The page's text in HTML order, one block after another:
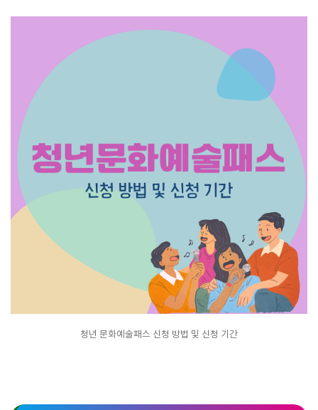
청년 문화예술패스 신청 방법 및 신청 기간